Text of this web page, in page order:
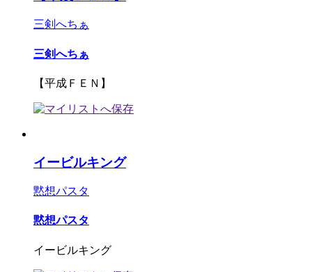
三剣へちぁ
三剣へちぁ
【平成ＦＥＮ】
イービルキング
黙想パスタ
黙想パスタ
イービルキング